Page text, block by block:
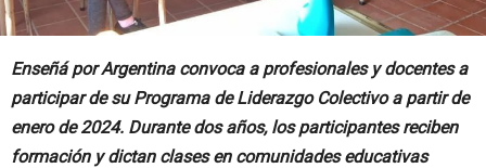
Enseñá por Argentina convoca a profesionales y docentes a
participar de su Programa de Liderazgo Colectivo a partir de
enero de 2024. Durante dos años, los participantes reciben
formación y dictan clases en comunidades educativas